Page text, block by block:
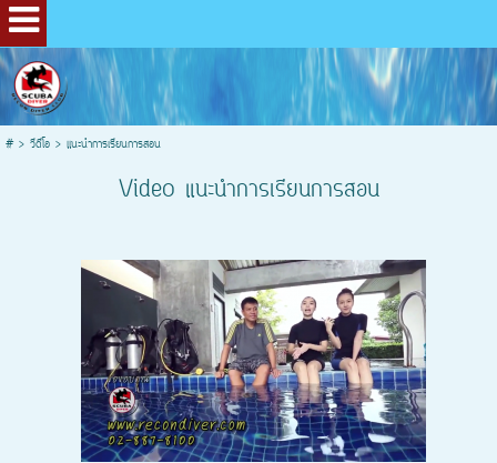
#> วีดีโอ > แนะนำการเรียนการสอน
Video แนะนำการเรียนการสอน